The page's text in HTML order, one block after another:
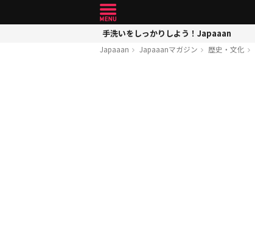
手洗いをしっかりしよう！Japaaan
Japaaan Japaaanマガジン 歴史・文化